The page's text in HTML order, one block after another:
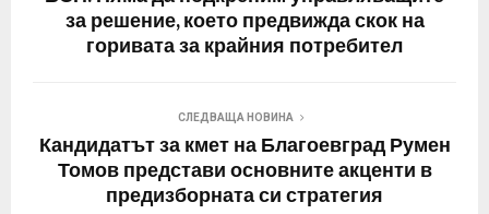
за решение, което предвижда скок на
горивата за крайния потребител
СЛЕДВАЩА НОВИНА
Кандидатът за кмет на Благоевград Румен
Томов представи основните акценти в
предизборната си стратегия